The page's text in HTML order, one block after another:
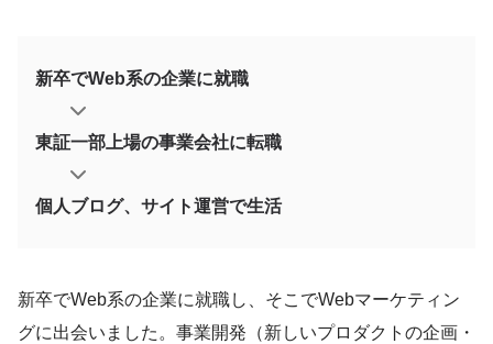
新卒でWeb系の企業に就職
東証一部上場の事業会社に転職
個人ブログ、サイト運営で生活
新卒でWeb系の企業に就職し、そこでWebマーケティン
グに出会いました。事業開発（新しいプロダクトの企画・